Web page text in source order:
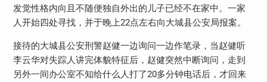
发觉性格内向且不随便独自外出的儿子已经不在家中。一家
人开始四处寻找，并于晚上22点左右向大城县公安局报案。
接待的大城县公安刑警赵健一边询问一边作笔录，当赵健听
李云华对失踪人讲完体貌特征后，赵健突然中断询问，走到
另外一间办公室不知给什么人打了20多分钟电话后，才回来